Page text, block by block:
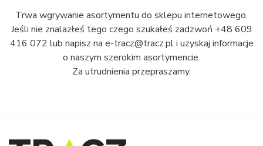
Trwa wgrywanie asortymentu do sklepu internetowego.
Jeśli nie znalazłeś tego czego szukałeś zadzwoń +48 609
416 072 lub napisz na e-tracz@tracz.pl i uzyskaj informacje
o naszym szerokim asortymencie.
Za utrudnienia przepraszamy.